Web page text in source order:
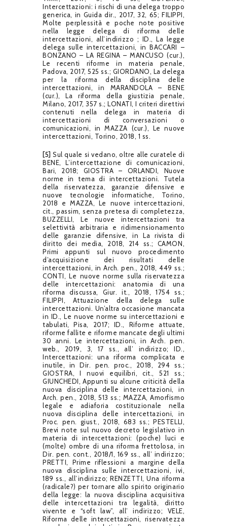
Intercettazioni: i rischi di una delega troppo
generica, in Guida dir., 2017, 32, 65; FILIPPI,
Molte perplessità e poche note positive
nella legge delega di riforma delle
intercettazioni, all’indirizzo ; ID., La legge
delega sulle intercettazioni, in BACCARI –
BONZANO – LA REGINA – MANCUSO (cur.),
Le recenti riforme in materia penale,
Padova, 2017, 525 ss.; GIORDANO, La delega
per la riforma della disciplina delle
intercettazioni, in MARANDOLA – BENE
(cur.), La riforma della giustizia penale,
Milano, 2017, 357 s.; LONATI, I criteri direttivi
contenuti nella delega in materia di
intercettazioni di conversazioni o
comunicazioni, in MAZZA (cur.), Le nuove
intercettazioni, Torino, 2018, 1 ss.
[5] Sul quale si vedano, oltre alle curatele di
BENE, L’intercettazione di comunicazioni,
Bari, 2018; GIOSTRA – ORLANDI, Nuove
norme in tema di intercettazioni. Tutela
della riservatezza, garanzie difensive e
nuove tecnologie informatiche, Torino,
2018 e MAZZA, Le nuove intercettazioni,
cit., passim, senza pretesa di completezza,
BUZZELLI, Le nuove intercettazioni tra
selettività arbitraria e ridimensionamento
delle garanzie difensive, in La rivista di
diritto dei media, 2018, 214 ss.; CAMON,
Primi appunti sul nuovo procedimento
d’acquisizione dei risultati delle
intercettazioni, in Arch. pen., 2018, 449 ss.;
CONTI, Le nuove norme sulla riservatezza
delle intercettazioni: anatomia di una
riforma discussa, Giur. it., 2018, 1754 ss.;
FILIPPI, Attuazione della delega sulle
intercettazioni. Un’altra occasione mancata
in ID., Le nuove norme su intercettazioni e
tabulati, Pisa, 2017; ID., Riforme attuate,
riforme fallite e riforme mancate degli ultimi
30 anni. Le intercettazioni, in Arch. pen.
web., 2019, 3, 17 ss., all’ indirizzo; ID.,
Intercettazioni: una riforma complicata e
inutile, in Dir. pen. proc., 2018, 294 ss.;
GIOSTRA, I nuovi equilibri, cit., 521 ss.;
GIUNCHEDI, Appunti su alcune criticità della
nuova disciplina delle intercettazioni, in
Arch. pen., 2018, 513 ss.; MAZZA, Amorfismo
legale e adiaforia costituzionale nella
nuova disciplina delle intercettazioni, in
Proc. pen. giust., 2018, 683 ss.; PESTELLI,
Brevi note sul nuovo decreto legislativo in
materia di intercettazioni: (poche) luci e
(molte) ombre di una riforma frettolosa, in
Dir. pen. cont., 2018/1, 169 ss., all’ indirizzo;
PRETTI, Prime riflessioni a margine della
nuova disciplina sulle intercettazioni, ivi,
189 ss., all’indirizzo; RENZETTI, Una riforma
(radicale?) per tornare allo spirito originario
della legge: la nuova disciplina acquisitiva
delle intercettazioni tra legalità, diritto
vivente e “soft law”, all’ indirizzo; VELE,
Riforma delle intercettazioni, riservatezza